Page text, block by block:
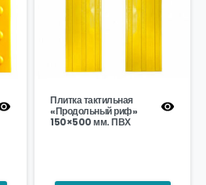
Плитка тактильная
«Продольный риф»
150×500 мм. ПВХ